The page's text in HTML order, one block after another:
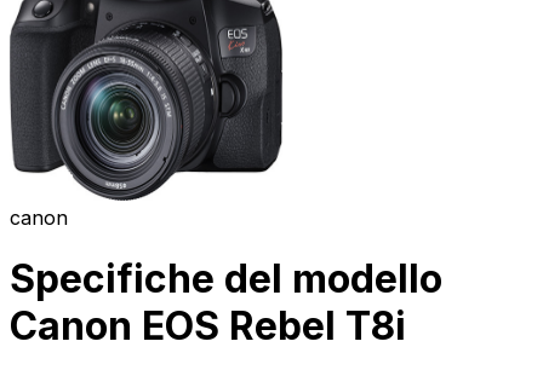
canon
Specifiche del modello
Canon EOS Rebel T8i